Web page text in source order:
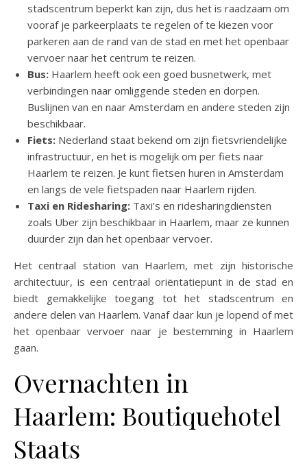
stadscentrum beperkt kan zijn, dus het is raadzaam om
vooraf je parkeerplaats te regelen of te kiezen voor
parkeren aan de rand van de stad en met het openbaar
vervoer naar het centrum te reizen.
Bus: Haarlem heeft ook een goed busnetwerk, met
verbindingen naar omliggende steden en dorpen.
Buslijnen van en naar Amsterdam en andere steden zijn
beschikbaar.
Fiets: Nederland staat bekend om zijn fietsvriendelijke
infrastructuur, en het is mogelijk om per fiets naar
Haarlem te reizen. Je kunt fietsen huren in Amsterdam
en langs de vele fietspaden naar Haarlem rijden.
Taxi en Ridesharing: Taxi’s en ridesharingdiensten
zoals Uber zijn beschikbaar in Haarlem, maar ze kunnen
duurder zijn dan het openbaar vervoer.
Het centraal station van Haarlem, met zijn historische
architectuur, is een centraal oriëntatiepunt in de stad en
biedt gemakkelijke toegang tot het stadscentrum en
andere delen van Haarlem. Vanaf daar kun je lopend of met
het openbaar vervoer naar je bestemming in Haarlem
gaan.
Overnachten in
Haarlem: Boutiquehotel
Staats